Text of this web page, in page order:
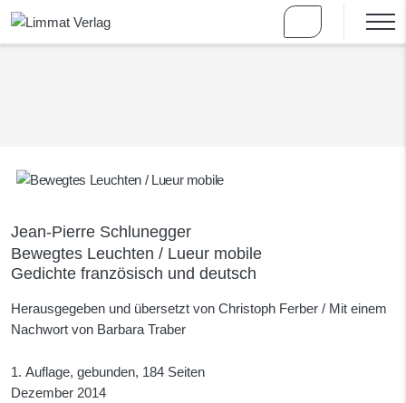
Jean-Pierre Schlunegger
Bewegtes Leuchten / Lueur mobile
Gedichte französisch und deutsch
Herausgegeben und übersetzt von Christoph Ferber / Mit einem
Nachwort von Barbara Traber
1. Auflage, gebunden, 184 Seiten
Dezember 2014